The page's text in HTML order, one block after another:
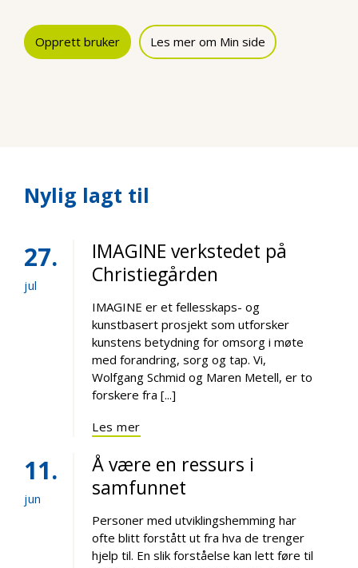
Opprett bruker Les mer om Min side
Nylig lagt til
27
jul
IMAGINE verkstedet på
Christiegården
IMAGINE er et fellesskaps- og
kunstbasert prosjekt som utforsker
kunstens betydning for omsorg i møte
med forandring, sorg og tap. Vi,
Wolfgang Schmid og Maren Metell, er to
forskere fra [...]
Les mer
11
jun
Å være en ressurs i
samfunnet
Personer med utviklingshemming har
ofte blitt forstått ut fra hva de trenger
hjelp til. En slik forståelse kan lett føre til